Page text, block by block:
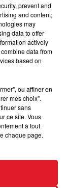
: UNE CARRIÈRE
de la chanson
les derniers concerts
janvier 2025 au
de Paris, mettant
prevent and
and content;
may
data to offer
actively
data from
based on
ou affiner en
mes choix".
sans
ce site. Vous
à tout
chaque page.